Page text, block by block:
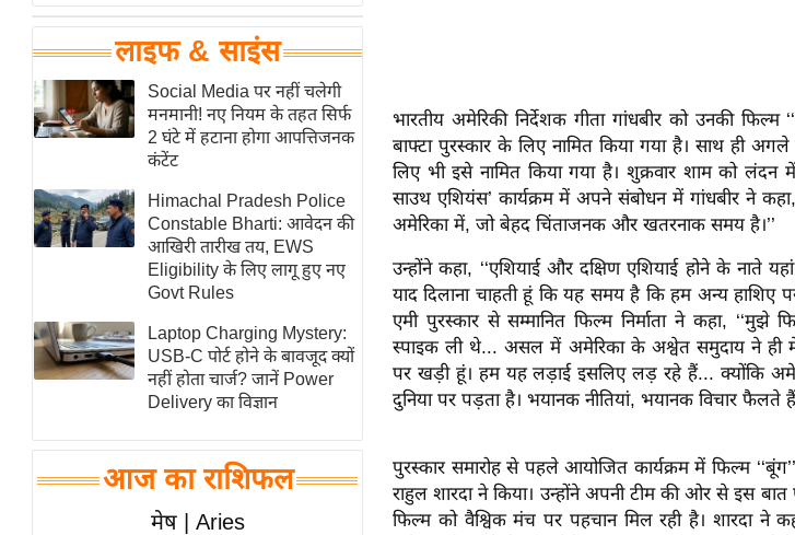
घरेलू नुस्खे
पर्यटन स्थल
फिटनेस मंत्रा
रिलेशनशिप
राजनीति
विश्लेषण
समसामयिक
मातृभूमि
एम.
आर.
आई.
समीक्षा
धर्म
ज्योतिष
लाइफ & साइंस
Social Media पर नहीं चलेगी
मनमानी! नए नियम के तहत सिर्फ
2 घंटे में हटाना होगा आपत्तिजनक
कंटेंट
Himachal Pradesh Police
Constable Bharti: आवेदन की
आखिरी तारीख तय, EWS
Eligibility के लिए लागू हुए नए
Govt Rules
Laptop Charging Mystery:
USB-C पोर्ट होने के बावजूद क्यों
नहीं होता चार्ज? जानें Power
Delivery का विज्ञान
आज का राशिफल
मेष | Aries
भारतीय अमेरिकी निर्देशक गीता गांधबीर को उनकी फिल्म
बाफ्टा पुरस्कार के लिए नामित किया गया है। साथ ही अगले
लिए भी इसे नामित किया गया है। शुक्रवार शाम को लंदन
साउथ एशियंस’ कार्यक्रम में अपने संबोधन में गांधबीर ने
अमेरिका में, जो बेहद चिंताजनक और खतरनाक समय है।’’
उन्होंने कहा, ‘‘एशियाई और दक्षिण एशियाई होने के नाते
याद दिलाना चाहती हूं कि यह समय है कि हम अन्य हाशिए
एमी पुरस्कार से सम्मानित फिल्म निर्माता ने कहा,
स्पाइक ली थे... असल में अमेरिका के अश्वेत समुदाय ने ही
पर खड़ी हूं। हम यह लड़ाई इसलिए लड़ रहे हैं... क्योंकि
दुनिया पर पड़ता है। भयानक नीतियां, भयानक विचार
पुरस्कार समारोह से पहले आयोजित कार्यक्रम में फिल्म
राहुल शारदा ने किया। उन्होंने अपनी टीम की ओर से इस
फिल्म को वैश्विक मंच पर पहचान मिल रही है। शारदा ने